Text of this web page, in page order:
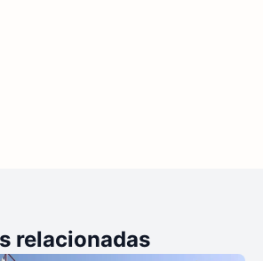
relacionadas